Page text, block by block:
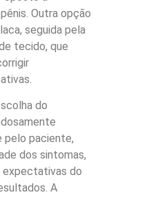
Outra opção
seguida pela
tecido, que
do
pelo paciente,
dos sintomas,
expectativas do
A